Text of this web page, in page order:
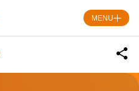
MENU